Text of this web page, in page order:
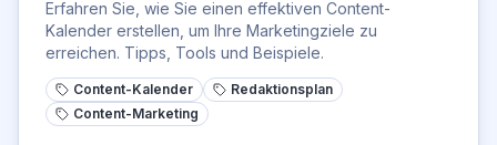
Erfahren Sie, wie Sie einen effektiven Content-
Kalender erstellen, um Ihre Marketingziele zu
erreichen. Tipps, Tools und Beispiele.
Content-Kalender
Redaktionsplan
Content-Marketing